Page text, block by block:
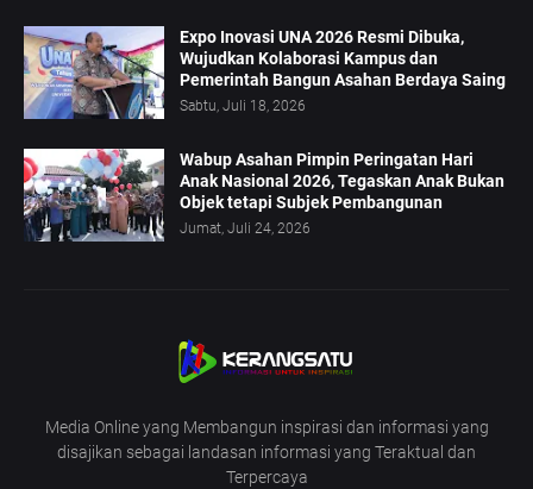
Expo Inovasi UNA 2026 Resmi Dibuka,
Wujudkan Kolaborasi Kampus dan
Pemerintah Bangun Asahan Berdaya Saing
Sabtu, Juli 18, 2026
Wabup Asahan Pimpin Peringatan Hari
Anak Nasional 2026, Tegaskan Anak Bukan
Objek tetapi Subjek Pembangunan
Jumat, Juli 24, 2026
Media Online yang Membangun inspirasi dan informasi yang
disajikan sebagai landasan informasi yang Teraktual dan
Terpercaya